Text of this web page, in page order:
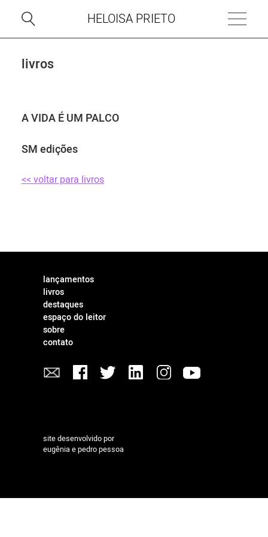
HELOISA PRIETO
livros
A VIDA É UM PALCO
SM edições
<< voltar para livros
lançamentos
livros
destaques
espaço do leitor
sobre
contato
site desenvolvido por
eugênia e pedro pessoa